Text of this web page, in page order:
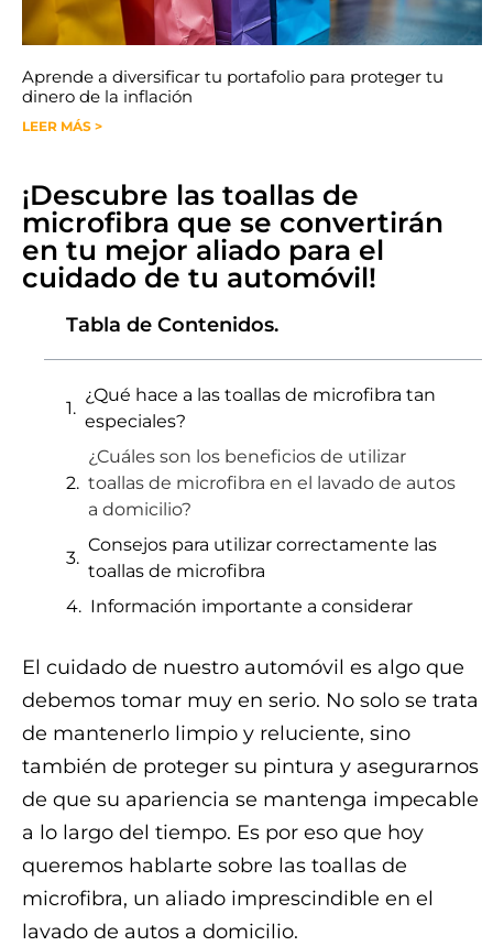
Aprende a diversificar tu portafolio para proteger tu
dinero de la inflación
LEER MÁS >
¡Descubre las toallas de
microfibra que se convertirán
en tu mejor aliado para el
cuidado de tu automóvil!
Tabla de Contenidos.
¿Qué hace a las toallas de microfibra tan
especiales?
¿Cuáles son los beneficios de utilizar
toallas de microfibra en el lavado de autos
a domicilio?
Consejos para utilizar correctamente las
toallas de microfibra
Información importante a considerar
El cuidado de nuestro automóvil es algo que
debemos tomar muy en serio. No solo se trata
de mantenerlo limpio y reluciente, sino
también de proteger su pintura y asegurarnos
de que su apariencia se mantenga impecable
a lo largo del tiempo. Es por eso que hoy
queremos hablarte sobre las toallas de
microfibra, un aliado imprescindible en el
lavado de autos a domicilio.